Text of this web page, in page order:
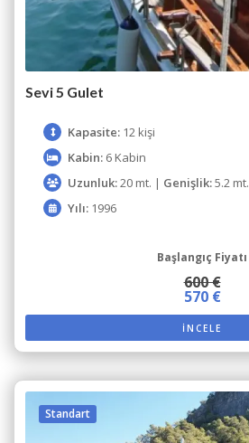
Sevi 5 Gulet
Kapasite: 12 kişi
Kabin: 6 Kabin
Uzunluk:20 mt. | Genişlik:5.2 mt.
Yılı: 1996
Başlangıç Fiyatı
600 €
570 €
İNCELE
Standart